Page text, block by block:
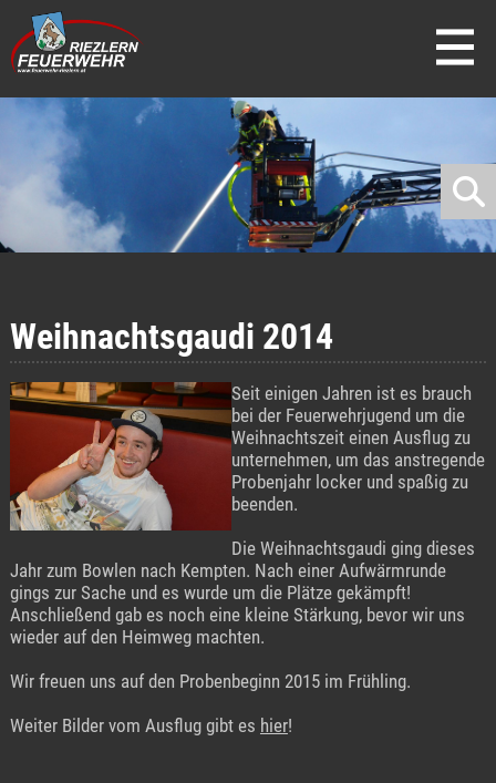
direkt zur Navigation
direkt zum Inhalt
Weihnachtsgaudi 2014
Seit einigen Jahren ist es brauch
bei der Feuerwehrjugend um die
Weihnachtszeit einen Ausflug zu
unternehmen, um das anstregende
Probenjahr locker und spaßig zu
beenden.
Die Weihnachtsgaudi ging dieses
Jahr zum Bowlen nach Kempten. Nach einer Aufwärmrunde
gings zur Sache und es wurde um die Plätze gekämpft!
Anschließend gab es noch eine kleine Stärkung, bevor wir uns
wieder auf den Heimweg machten.
Wir freuen uns auf den Probenbeginn 2015 im Frühling.
Weiter Bilder vom Ausflug gibt es hier!